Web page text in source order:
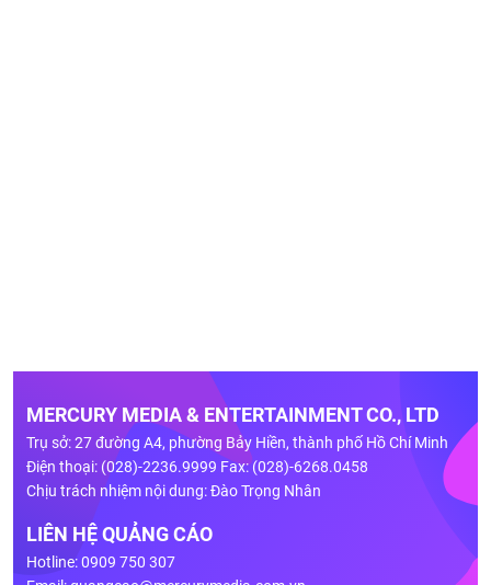
MERCURY MEDIA & ENTERTAINMENT CO., LTD
Trụ sở: 27 đường A4, phường Bảy Hiền, thành phố Hồ Chí Minh
Điện thoại: (028)-2236.9999 Fax: (028)-6268.0458
Chịu trách nhiệm nội dung: Đào Trọng Nhân
LIÊN HỆ QUẢNG CÁO
Hotline: 0909 750 307